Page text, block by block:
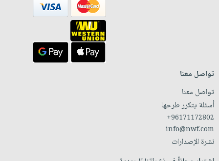
تواصل معنا
تواصل معنا
أسئلة يتكرر طرحها
+96171172802
info@nwf.com
نشرة الإصدارات